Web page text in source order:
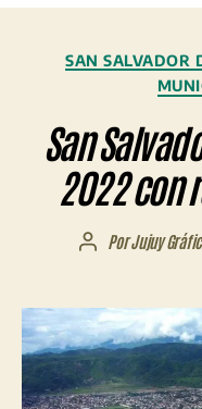
SAN SALVADOR
San
2022 con
Autor
entrada
PorJujuy